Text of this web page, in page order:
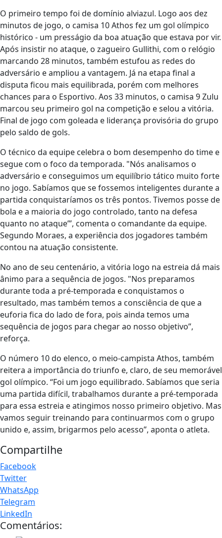
O primeiro tempo foi de domínio alviazul. Logo aos dez
minutos de jogo, o camisa 10 Athos fez um gol olímpico
histórico - um presságio da boa atuação que estava por vir.
Após insistir no ataque, o zagueiro Gullithi, com o relógio
marcando 28 minutos, também estufou as redes do
adversário e ampliou a vantagem. Já na etapa final a
disputa ficou mais equilibrada, porém com melhores
chances para o Esportivo. Aos 33 minutos, o camisa 9 Zulu
marcou seu primeiro gol na competição e selou a vitória.
Final de jogo com goleada e liderança provisória do grupo
pelo saldo de gols.
O técnico da equipe celebra o bom desempenho do time e
segue com o foco da temporada. "Nós analisamos o
adversário e conseguimos um equilíbrio tático muito forte
no jogo. Sabíamos que se fossemos inteligentes durante a
partida conquistaríamos os três pontos. Tivemos posse de
bola e a maioria do jogo controlado, tanto na defesa
quanto no ataque’”, comenta o comandante da equipe.
Segundo Moraes, a experiência dos jogadores também
contou na atuação consistente.
No ano de seu centenário, a vitória logo na estreia dá mais
ânimo para a sequência de jogos. "Nos preparamos
durante toda a pré-temporada e conquistamos o
resultado, mas também temos a consciência de que a
euforia fica do lado de fora, pois ainda temos uma
sequência de jogos para chegar ao nosso objetivo”,
reforça.
O número 10 do elenco, o meio-campista Athos, também
reitera a importância do triunfo e, claro, de seu memorável
gol olímpico. “Foi um jogo equilibrado. Sabíamos que seria
uma partida difícil, trabalhamos durante a pré-temporada
para essa estreia e atingimos nosso primeiro objetivo. Mas
vamos seguir treinando para continuarmos com o grupo
unido e, assim, brigarmos pelo acesso”, aponta o atleta.
Compartilhe
Facebook
Twitter
WhatsApp
Telegram
LinkedIn
Comentários: